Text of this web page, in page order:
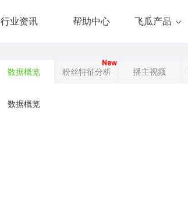
行业资讯 帮助中心 飞瓜产品
数据概览 粉丝特征分析
New
播主视频
数据概览